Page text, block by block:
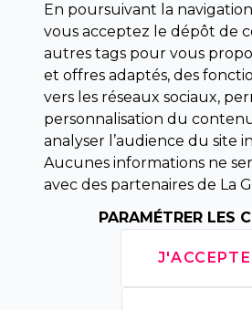
Para scolaire
Histoire
Pochoteque
Pleiade
INFORMATIONS
Droit de rétractation
Conditions générales de vente
Mentions légales
Horaires d'ouverture
En poursuivant la
vous acceptez le dépôt de
autres tags pour vous
et offres adaptés, des
vers les réseaux sociaux,
personnalisation du
analyser l’audience du site
Aucunes informations ne
avec des partenaires de La
PARAMÉTRER LES
J'ACCEPTE